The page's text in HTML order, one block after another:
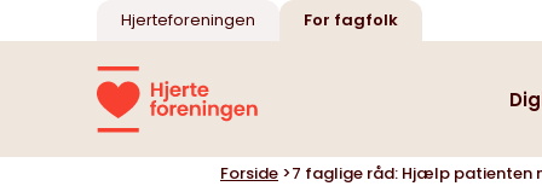
Hjerteforeningen For fagfolk
Forside >7 faglige råd: Hjælp patienten